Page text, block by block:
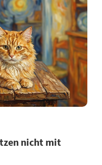
nicht mit